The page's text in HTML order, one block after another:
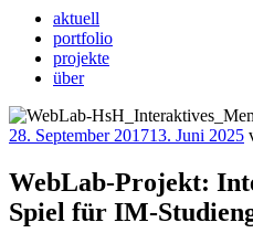
aktuell
portfolio
projekte
über
Veröffentlicht
28. September 201713. Juni 2025
WebLab-Projekt:
Spiel für IM-